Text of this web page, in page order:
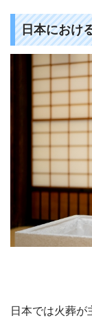
日本におけ
日本では火葬が